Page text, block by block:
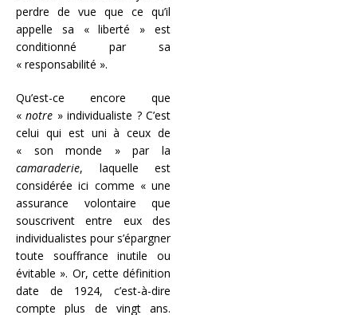
perdre de vue que ce qu’il
appelle sa « liberté » est
conditionné par sa
« responsabilité ».
Qu’est-ce encore que
«notre » individualiste ? C’est
celui qui est uni à ceux de
« son monde » par la
camaraderie, laquelle est
considérée ici comme « une
assurance volontaire que
souscrivent entre eux des
individualistes pour s’épargner
toute souffrance inutile ou
évitable ». Or, cette définition
date de 1924, c’est-à-dire
compte plus de vingt ans.